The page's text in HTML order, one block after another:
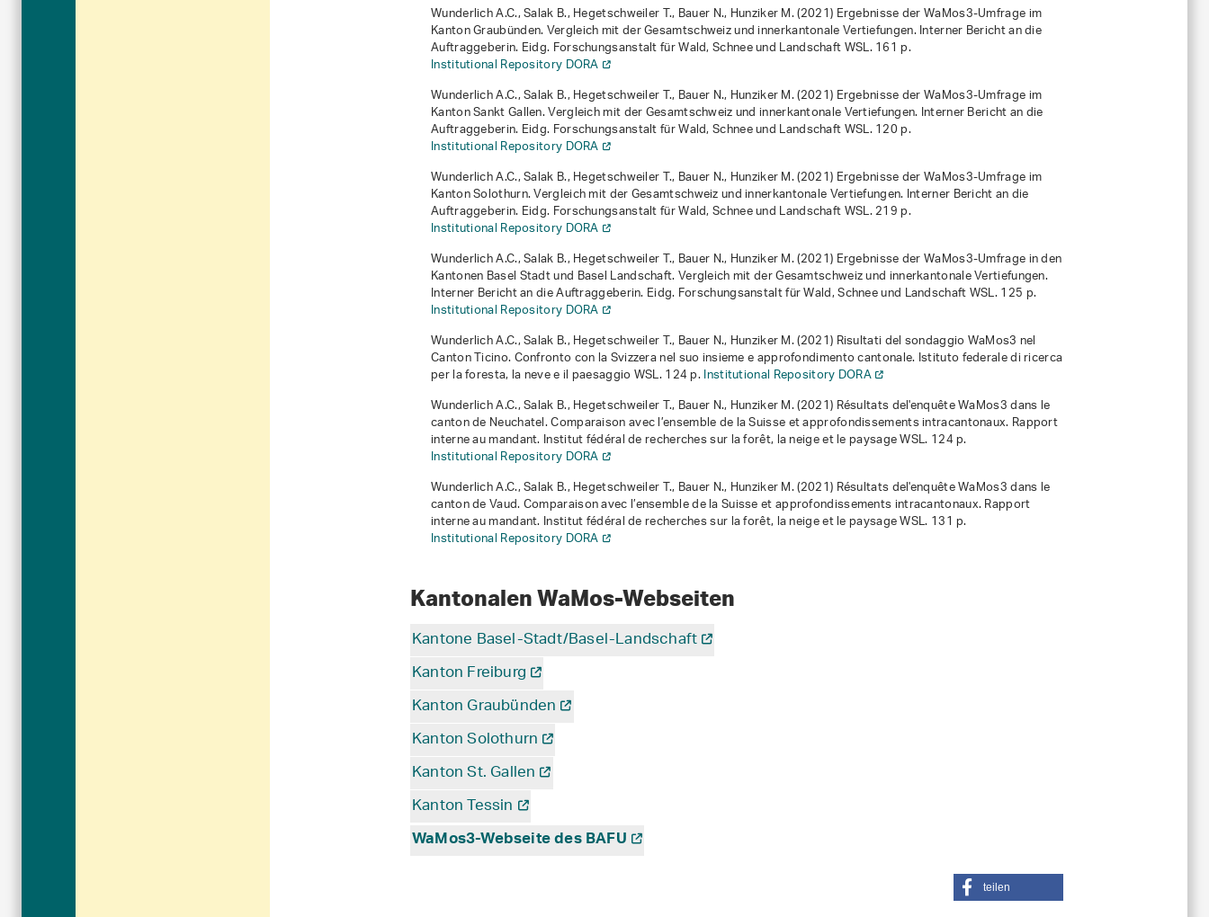
Wunderlich A.C., Salak B., Hegetschweiler T., Bauer N., Hunziker M. (2021)Ergebnisse der WaMos3-Umfrage im
Kanton Graubünden. Vergleich mit der Gesamtschweiz und innerkantonale Vertiefungen. Interner Bericht an die
Auftraggeberin. Eidg. Forschungsanstalt für Wald, Schnee und Landschaft WSL. 161 p.
Institutional Repository DORA
Wunderlich A.C., Salak B., Hegetschweiler T., Bauer N., Hunziker M. (2021)Ergebnisse der WaMos3-Umfrage im
Kanton Sankt Gallen. Vergleich mit der Gesamtschweiz und innerkantonale Vertiefungen. Interner Bericht an die
Auftraggeberin. Eidg. Forschungsanstalt für Wald, Schnee und Landschaft WSL. 120 p.
Institutional Repository DORA
Wunderlich A.C., Salak B., Hegetschweiler T., Bauer N., Hunziker M. (2021)Ergebnisse der WaMos3-Umfrage im
Kanton Solothurn. Vergleich mit der Gesamtschweiz und innerkantonale Vertiefungen. Interner Bericht an die
Auftraggeberin. Eidg. Forschungsanstalt für Wald, Schnee und Landschaft WSL. 219 p.
Institutional Repository DORA
Wunderlich A.C., Salak B., Hegetschweiler T., Bauer N., Hunziker M. (2021)Ergebnisse der WaMos3-Umfrage in den
Kantonen Basel Stadt und Basel Landschaft. Vergleich mit der Gesamtschweiz und innerkantonale Vertiefungen.
Interner Bericht an die Auftraggeberin. Eidg. Forschungsanstalt für Wald, Schnee und Landschaft WSL. 125 p.
Institutional Repository DORA
Wunderlich A.C., Salak B., Hegetschweiler T., Bauer N., Hunziker M. (2021)Risultati del sondaggio WaMos3 nel
Canton Ticino. Confronto con la Svizzera nel suo insieme e approfondimento cantonale. Istituto federale di ricerca
per la foresta, la neve e il paesaggio WSL. 124 p.Institutional Repository DORA
Wunderlich A.C., Salak B., Hegetschweiler T., Bauer N., Hunziker M. (2021)Résultats del'enquête WaMos3 dans le
canton de Neuchatel. Comparaison avec l’ensemble de la Suisse et approfondissements intracantonaux. Rapport
interne au mandant. Institut fédéral de recherches sur la forêt, la neige et le paysage WSL. 124 p.
Institutional Repository DORA
Wunderlich A.C., Salak B., Hegetschweiler T., Bauer N., Hunziker M. (2021)Résultats del'enquête WaMos3 dans le
canton de Vaud. Comparaison avec l’ensemble de la Suisse et approfondissements intracantonaux. Rapport
interne au mandant. Institut fédéral de recherches sur la forêt, la neige et le paysage WSL. 131 p.
Institutional Repository DORA
Kantonalen WaMos-Webseiten
Kantone Basel-Stadt/Basel-Landschaft
Kanton Freiburg
Kanton Graubünden
Kanton Solothurn
Kanton St. Gallen
Kanton Tessin
WaMos3-Webseite des BAFU
teilen